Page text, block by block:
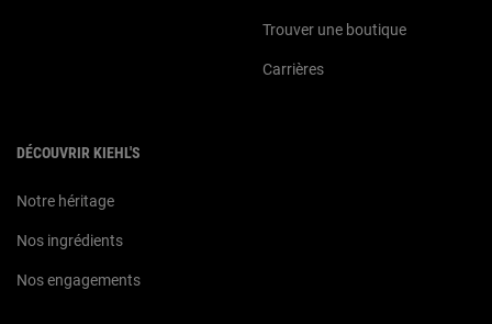
Trouver une boutique
Carrières
DÉCOUVRIR KIEHL'S
Notre héritage
Nos ingrédients
Nos engagements